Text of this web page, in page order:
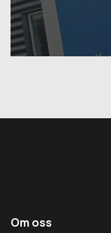
Om oss